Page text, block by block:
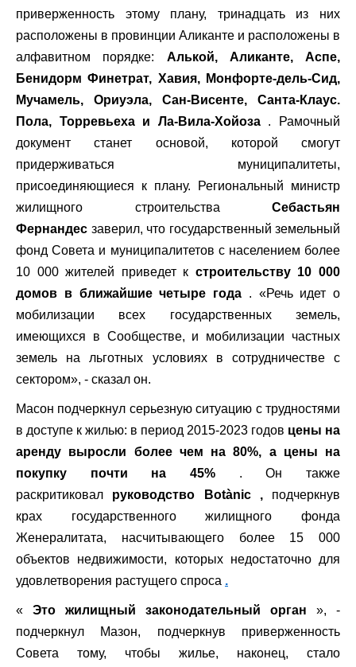
приверженность этому плану, тринадцать из них
расположены в провинции Аликанте и расположены в
алфавитном порядке: Алькой, Аликанте, Аспе,
Бенидорм Финетрат, Хавия, Монфорте-дель-Сид,
Мучамель, Ориуэла, Сан-Висенте, Санта-Клаус.
Пола, Торревьеха и Ла-Вила-Хойоза. Рамочный
документ станет основой, которой смогут
придерживаться муниципалитеты,
присоединяющиеся к плану. Региональный министр
жилищного строительства Себастьян
Фернандес заверил, что государственный земельный
фонд Совета и муниципалитетов с населением более
10 000 жителей приведет к строительству 10 000
домов в ближайшие четыре года . «Речь идет о
мобилизации всех государственных земель,
имеющихся в Сообществе, и мобилизации частных
земель на льготных условиях в сотрудничестве с
сектором», - сказал он.
Масон подчеркнул серьезную ситуацию с трудностями
в доступе к жилью: в период 2015-2023 годов цены на
аренду выросли более чем на 80%, а цены на
покупку почти на 45% . Он также
раскритиковал руководство Botànic ,подчеркнув
крах государственного жилищного фонда
Женералитата, насчитывающего более 15 000
объектов недвижимости, которых недостаточно для
удовлетворения растущего спроса .
« Это жилищный законодательный орган », -
подчеркнул Мазон, подчеркнув приверженность
Совета тому, чтобы жилье, наконец, стало